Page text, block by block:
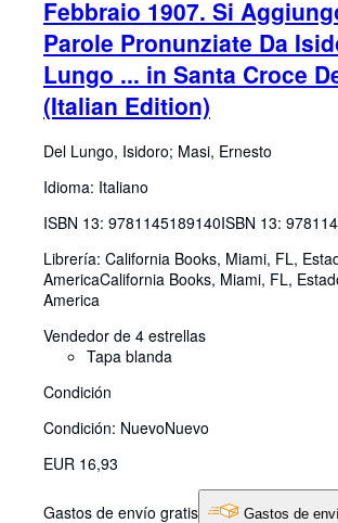
Febbraio 1907. Si
Parole Pronunziate Da
Lungo ... in Santa Croce
(Italian Edition)
Del Lungo, Isidoro; Masi, Ernesto
Idioma: Italiano
ISBN 13: 9781145189140ISBN 13:
Librería: California Books, Miami, FL,
AmericaCalifornia Books, Miami, FL,
America
Vendedor de 4 estrellas
Tapa blanda
Condición
Condición: NuevoNuevo
EUR 16,93
Gastos de envío gratis Gastos de